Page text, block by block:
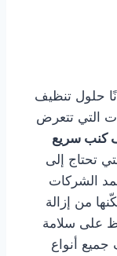
حلول تنظيف
التي تتعرض
كنب سريع
تحتاج إلى
الشركات
من إزالة
على سلامة
أنواع